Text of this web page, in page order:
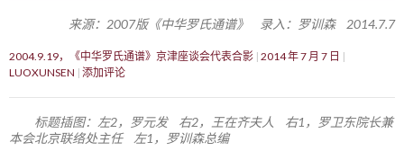
来源：2007版《中华罗氏通谱》 录入：罗训森 2014.7.7
2004.9.19，《中华罗氏通谱》京津座谈会代表合影 2014 年 7 月 7 日
LUOXUNSEN 添加评论
标题插图：左2，罗元发 右2，王在齐夫人 右1，罗卫东院长兼
本会北京联络处主任 左1，罗训森总编